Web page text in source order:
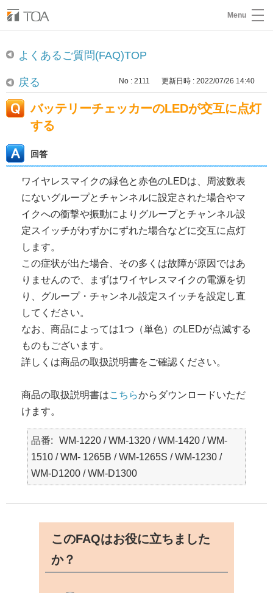
Menu
よくあるご質問(FAQ)TOP
戻る No : 2111 更新日時 : 2022/07/26 14:40
バッテリーチェッカーのLEDが交互に点灯
する
回答
ワイヤレスマイクの緑色と赤色のLEDは、
周波数表
にないグループとチャンネルに設定された場合やマ
イクへの衝撃や振動によりグループとチャンネル設
定スイッチがわずかにずれた場合などに交互に点灯
します。
この症状が出た場合、その多くは故障が原因ではあ
りませんので、まずはワイヤレスマイクの電源を切
り、グループ・チャンネル設定スイッチを設定し直
してください。
なお、商品によっては1つ（単色）のLEDが点滅する
ものもございます。
詳しくは商品の取扱説明書をご確認ください。
商品の取扱説明書はこちらからダウンロードいただ
けます。
品番
WM-1220 / WM-1320 / WM-1420 / WM-
1510 / WM- 1265B / WM-1265S / WM-1230 /
WM-D1200 / WM-D1300
このFAQはお役に立ちました
か？